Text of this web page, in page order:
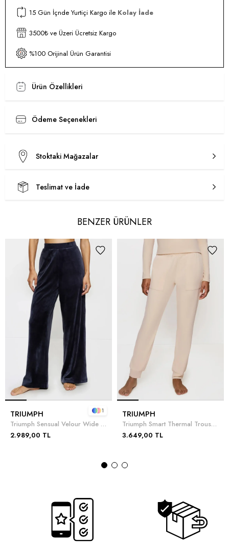
15 Gün İçnde Yurtiçi Kargo ile Kolay İade
3500₺ ve Üzeri Ücretsiz Kargo
%100 Orijinal Ürün Garantisi
Ürün Özellikleri
Ödeme Seçenekleri
Stoktaki Mağazalar
Teslimat ve İade
BENZER ÜRÜNLER
TRIUMPH
Triumph Sensual Velour Wide Leg Trousers Pijama Altı
2.989,00 TL
1 TRIUMPH
Triumph Smart Thermal Trousers X Pijama Altı
3.649,00 TL